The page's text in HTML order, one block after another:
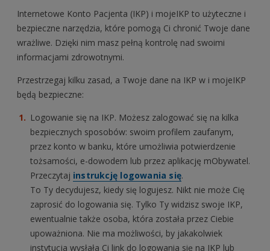
Internetowe Konto Pacjenta (IKP) i mojeIKP to użyteczne i
bezpieczne narzędzia, które pomogą Ci chronić Twoje dane
wrażliwe. Dzięki nim masz pełną kontrolę nad swoimi
informacjami zdrowotnymi.
Przestrzegaj kilku zasad, a Twoje dane na IKP w i mojeIKP
będą bezpieczne:
Logowanie się na IKP. Możesz zalogować się na kilka
bezpiecznych sposobów: swoim profilem zaufanym,
przez konto w banku, które umożliwia potwierdzenie
tożsamości, e-dowodem lub przez aplikację mObywatel.
Przeczytaj instrukcję logowania się.
To Ty decydujesz, kiedy się logujesz. Nikt nie może Cię
zaprosić do logowania się. Tylko Ty widzisz swoje IKP,
ewentualnie także osoba, która została przez Ciebie
upoważniona. Nie ma możliwości, by jakakolwiek
instytucja wysłała Ci link do logowania się na IKP lub